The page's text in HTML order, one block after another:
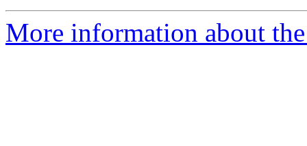
More information about